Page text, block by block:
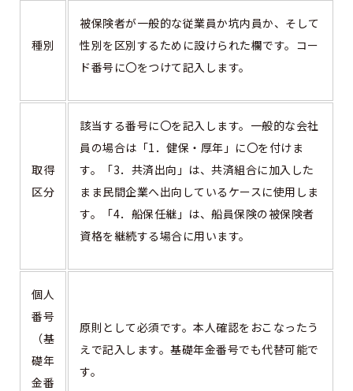
種別
被保険者が一般的な従業員か坑内員か、そして
性別を区別するために設けられた欄です。コー
ド番号に〇をつけて記入します。
取得
区分
該当する番号に〇を記入します。一般的な会社
員の場合は「1．健保・厚年」に〇を付けま
す。「3．共済出向」は、共済組合に加入した
まま民間企業へ出向しているケースに使用しま
す。「4．船保任継」は、船員保険の被保険者
資格を継続する場合に用います。
個人
番号
（基
礎年
金番
原則として必須です。本人確認をおこなったう
えで記入します。基礎年金番号でも代替可能で
す。